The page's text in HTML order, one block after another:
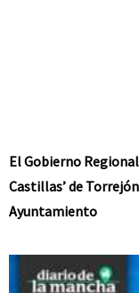
El Gobierno
Castillas’ de
Ayuntamiento